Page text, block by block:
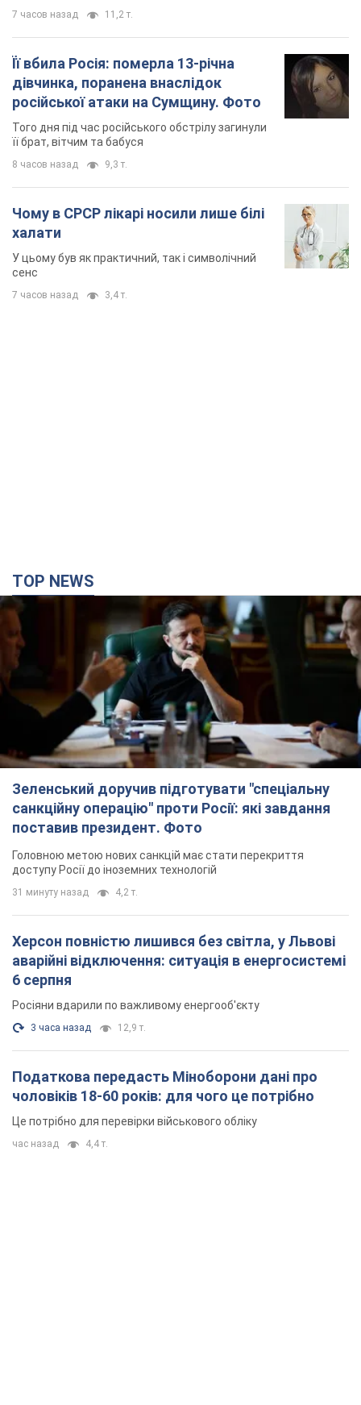
7 часов назад 11,2 т.
Її вбила Росія: померла 13-річна
дівчинка, поранена внаслідок
російської атаки на Сумщину. Фото
Того дня під час російського обстрілу загинули
її брат, вітчим та бабуся
8 часов назад 9,3 т.
Чому в СРСР лікарі носили лише білі
халати
У цьому був як практичний, так і символічний
сенс
7 часов назад 3,4 т.
TOP NEWS
Зеленський доручив підготувати "спеціальну
санкційну операцію" проти Росії: які завдання
поставив президент. Фото
Головною метою нових санкцій має стати перекриття
доступу Росії до іноземних технологій
31 минуту назад 4,2 т.
Херсон повністю лишився без світла, у Львові
аварійні відключення: ситуація в енергосистемі
6 серпня
Росіяни вдарили по важливому енергооб'єкту
3 часа назад 12,9 т.
Податкова передасть Міноборони дані про
чоловіків 18-60 років: для чого це потрібно
Це потрібно для перевірки військового обліку
час назад 4,4 т.